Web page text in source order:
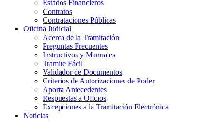
Estados Financieros
Contratos
Contrataciones Públicas
Oficina Judicial
Acerca de la Tramitación
Preguntas Frecuentes
Instructivos y Manuales
Tramite Fácil
Validador de Documentos
Criterios de Autorizaciones de Poder
Aporta Antecedentes
Respuestas a Oficios
Excepciones a la Tramitación Electrónica
Noticias